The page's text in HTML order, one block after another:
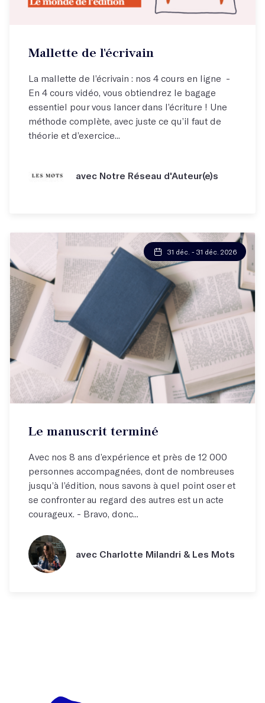
Mallette de l'écrivain
La mallette de l’écrivain : nos 4 cours en ligne -
En 4 cours vidéo, vous obtiendrez le bagage
essentiel pour vous lancer dans l’écriture ! Une
méthode complète, avec juste ce qu’il faut de
théorie et d’exercice...
avec Notre Réseau d'Auteur(e)s
31 déc. - 31 déc. 2026
Le manuscrit terminé
Avec nos 8 ans d’expérience et près de 12 000
personnes accompagnées, dont de nombreuses
jusqu’à l’édition, nous savons à quel point oser et
se confronter au regard des autres est un acte
courageux. - Bravo, donc...
avec Charlotte Milandri & Les Mots